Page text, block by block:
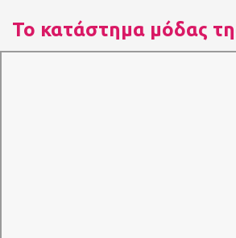
Το κατάστημα μόδας